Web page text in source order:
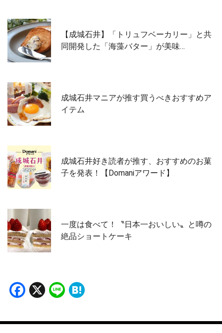
【成城石井】「トリュフベーカリー」と共
同開発した「海藻バター」が美味…
成城石井マニアが推す買うべきおすすめア
イテム
成城石井好き読者が推す、おすすめのお菓
子を発表！【Domaniアワード】
一度は食べて！〝日本一おいしい〟と噂の
絶品ショートケーキ
Facebook
X Line